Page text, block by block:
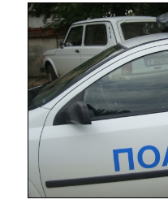
ЗА РЕГИОНА
Бележити дупничани
История
Населени места
ЗАБРАВЕНАТА ДУПНИЦА